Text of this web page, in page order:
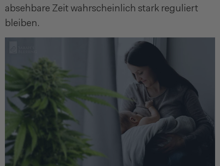
absehbare Zeit wahrscheinlich stark reguliert
bleiben.